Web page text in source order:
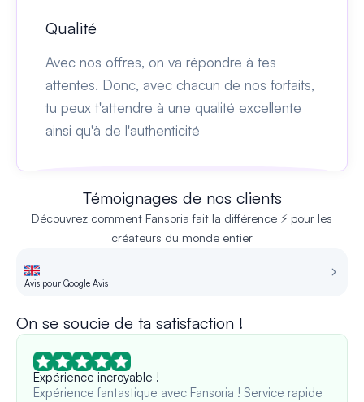
Qualité
Avec nos offres, on va répondre à tes
attentes. Donc, avec chacun de nos forfaits,
tu peux t'attendre à une qualité excellente
ainsi qu'à de l'authenticité
Témoignages de nos clients
Découvrez comment Fansoria fait la différence ⚡ pour les
créateurs du monde entier
Avis pour Google Avis
On se soucie de ta satisfaction !
Expérience incroyable !
Expérience fantastique avec Fansoria ! Service rapide